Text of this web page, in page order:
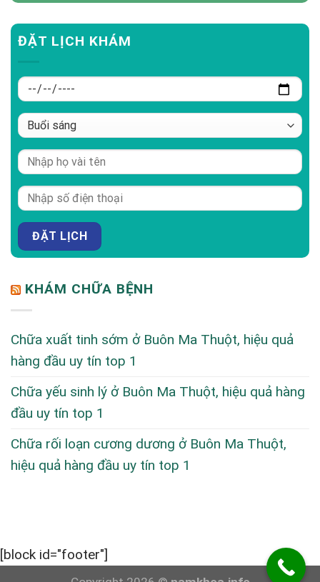
ĐẶT LỊCH KHÁM
KHÁM CHỮA BỆNH
Chữa xuất tinh sớm ở Buôn Ma Thuột, hiệu quả
hàng đầu uy tín top 1
Chữa yếu sinh lý ở Buôn Ma Thuột, hiệu quả hàng
đầu uy tín top 1
Chữa rối loạn cương dương ở Buôn Ma Thuột,
hiệu quả hàng đầu uy tín top 1
[block id="footer"]